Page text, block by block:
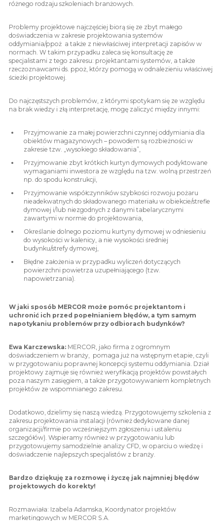
różnego rodzaju szkoleniach branżowych.
Problemy projektowe najczęściej biorą się ze zbyt małego
doświadczenia w zakresie projektowania systemów
oddymiania/ppoż a także z niewłaściwej interpretacji zapisów w
normach. W takim przypadku zaleca się konsultację ze
specjalistami z tego zakresu: projektantami systemów, a także
rzeczoznawcami ds. ppoż, którzy pomogą w odnalezieniu właściwej
ścieżki projektowej.
Do najczęstszych problemów, z którymi spotykam się ze względu
na brak wiedzy i złą interpretację, mogę zaliczyć między innymi:
Przyjmowanie za małej powierzchni czynnej oddymiania dla
obiektów magazynowych – powodem są rozbieżności w
zakresie tzw. „wysokiego składowania”,
Przyjmowanie zbyt krótkich kurtyn dymowych podyktowane
wymaganiami inwestora ze względu na tzw. wolną przestrzeń
np. do spodu konstrukcji,
Przyjmowanie współczynników szybkości rozwoju pożaru
nieadekwatnych do składowanego materiału w obiekcie/strefie
dymowej i/lub niezgodnych z danymi tabelarycznymi
zawartymi w normie do projektowania,
Określanie dolnego poziomu kurtyny dymowej w odniesieniu
do wysokości w kalenicy, a nie wysokości średniej
budynku/strefy dymowej,
Błędne założenia w przypadku wyliczeń dotyczących
powierzchni powietrza uzupełniającego (tzw.
napowietrzania).
W jaki sposób MERCOR może pomóc projektantom i
uchronić ich przed popełnianiem błędów, a tym samym
napotykaniu problemów przy odbiorach budynków?
Ewa Karczewska:MERCOR, jako firma z ogromnym
doświadczeniem w branży, pomaga już na wstępnym etapie, czyli
w przygotowaniu poprawnej koncepcji systemu oddymiania. Dział
projektowy zajmuje się również weryfikacją projektów powstałych
poza naszym zasięgiem, a także przygotowywaniem kompletnych
projektów ze wspomnianego zakresu.
Dodatkowo, dzielimy się naszą wiedzą. Przygotowujemy szkolenia z
zakresu projektowania instalacji (również dedykowane danej
organizacji/firmie po wcześniejszym zgłoszeniu i ustaleniu
szczegółów). Wspieramy również w przygotowaniu lub
przygotowujemy samodzielnie analizy CFD, w oparciu o wiedzę i
doświadczenie najlepszych specjalistów z branży.
Bardzo dziękuję za rozmowę i życzę jak najmniej błędów
projektowych do korekty!
Rozmawiała: Izabela Adamska, Koordynator projektów
marketingowych w MERCOR S.A.